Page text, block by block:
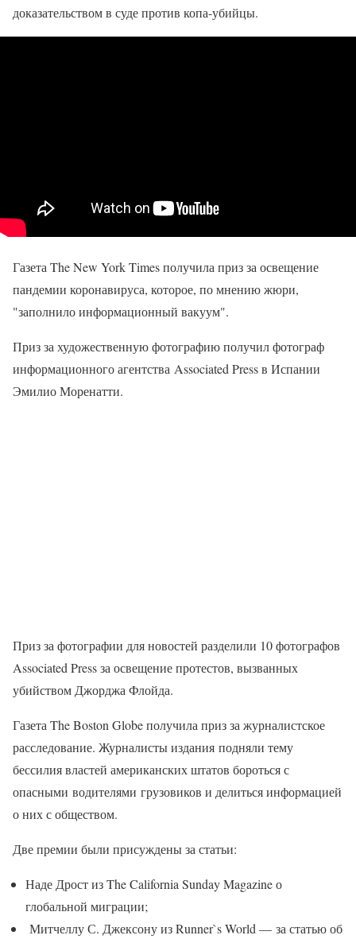
доказательством в суде против копа-убийцы.
Газета The New York Times получила приз за освещение
пандемии коронавируса, которое, по мнению жюри,
"заполнило информационный вакуум".
Приз за художественную фотографию получил фотограф
информационного агентства Associated Press в Испании
Эмилио Моренатти.
Приз за фотографии для новостей разделили 10 фотографов
Associated Press за освещение протестов, вызванных
убийством Джорджа Флойда.
Газета The Boston Globe получила приз за журналистское
расследование. Журналисты издания подняли тему
бессилия властей американских штатов бороться с
опасными водителями грузовиков и делиться информацией
о них с обществом.
Две премии были присуждены за статьи:
Наде Дрост из The California Sunday Magazine о
глобальной миграции;
Митчеллу С. Джексону из Runner`s World — за статью об